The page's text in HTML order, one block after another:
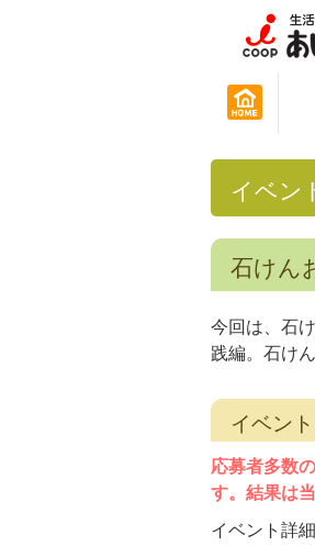
イベン
石けん
今回は、石
践編。石け
イベン
応募者多数
す。結果は
イベント詳